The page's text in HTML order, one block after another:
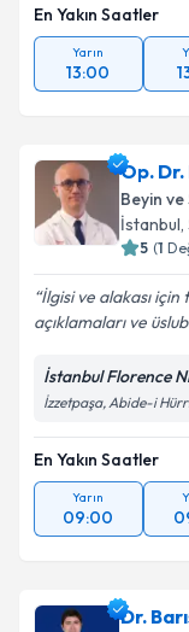
En Yakın Saatler
Yarın
13:00
Op. Dr.
Beyin
İstanbul,
5 (1
İlgisi ve alakası
açıklamaları ve
İstanbul Florence
İzzetpaşa, Abide-i
En Yakın Saatler
Yarın
09:00
Dr.